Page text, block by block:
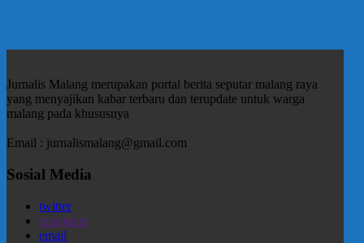
Jurnalis Malang merupakan portal berita seputar malang raya
yang menyajikan kabar terbaru dan terupdate untuk warga
malang pada khususnya
Email : jurnalismalang@gmail.com
Sosial Media
twitter
instagram
email